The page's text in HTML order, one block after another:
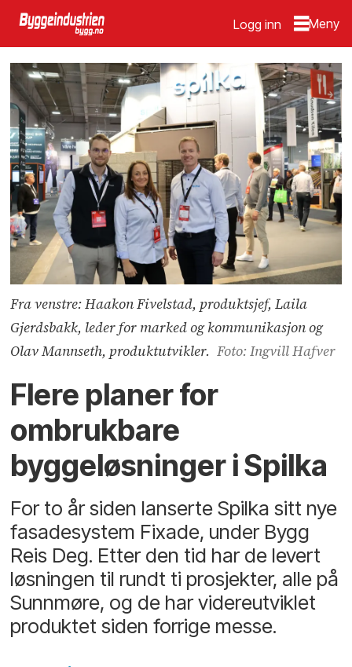
Logg inn
Fra venstre: Haakon Fivelstad, produktsjef, Laila
Gjerdsbakk, leder for marked og kommunikasjon og
Olav Mannseth, produktutvikler. Foto: Ingvill Hafver
Flere planer for
ombrukbare
byggeløsninger i Spilka
For to år siden lanserte Spilka sitt nye
fasadesystem Fixade, under Bygg
Reis Deg. Etter den tid har de levert
løsningen til rundt ti prosjekter, alle på
Sunnmøre, og de har videreutviklet
produktet siden forrige messe.